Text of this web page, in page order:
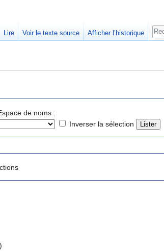
de noms :
Inverser la sélection
)
Lire Voir le texte source Afficher l’historique